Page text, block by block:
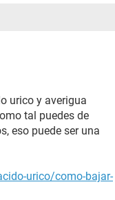
urico y averigua
tal puedes de
eso puede ser una
urico/como-bajar-